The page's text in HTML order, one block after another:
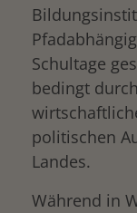
Schultage
bedingt
politischen
Landes.
Während in